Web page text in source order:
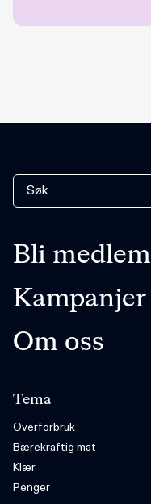
Bli medlem
Kampanjer
Om oss
Tema
Overforbruk
Bærekraftig mat
Klær
Penger